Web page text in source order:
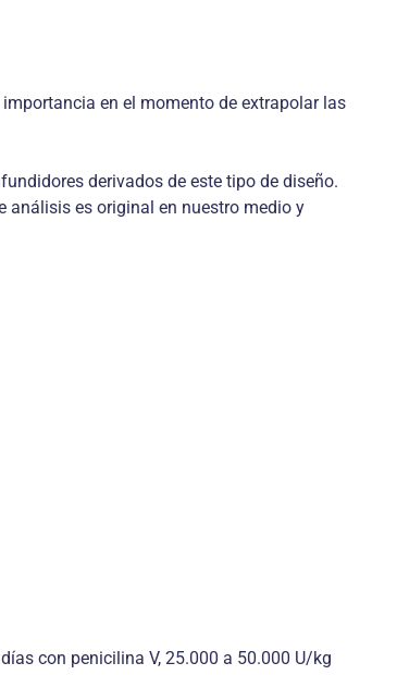
en el momento de extrapolar las
derivados de este tipo de diseño.
análisis es original en nuestro medio y
con penicilina V, 25.000 a 50.000 U/kg